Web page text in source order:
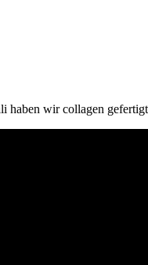
wir collagen